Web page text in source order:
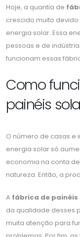
Hoje, a quantia de
crescido muito
energia solar. Essa
pessoas e de
funcionam essas
Como
painéis
O número de casas e
energia solar só
economia na conta
natureza. Então, a
A fábrica de painéis
da qualidade desses
muita atenção para